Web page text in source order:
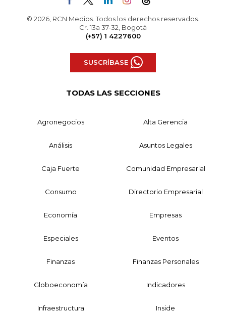
© 2026, RCN Medios. Todos los derechos reservados.
Cr. 13a 37-32, Bogotá
(+57) 1 4227600
SUSCRÍBASE
TODAS LAS SECCIONES
Agronegocios Alta Gerencia
Análisis Asuntos Legales
Caja Fuerte Comunidad Empresarial
Consumo Directorio Empresarial
Economía Empresas
Especiales Eventos
Finanzas Finanzas Personales
Globoeconomía Indicadores
Infraestructura Inside